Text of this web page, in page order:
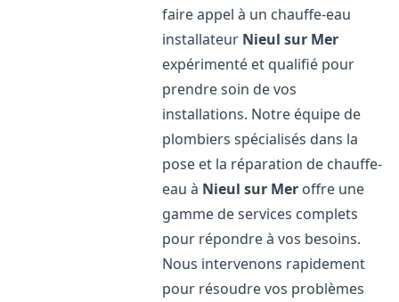
faire appel à un chauffe-eau
installateur Nieul sur Mer
expérimenté et qualifié pour
prendre soin de vos
installations. Notre équipe de
plombiers spécialisés dans la
pose et la réparation de chauffe-
eau à Nieul sur Mer offre une
gamme de services complets
pour répondre à vos besoins.
Nous intervenons rapidement
pour résoudre vos problèmes